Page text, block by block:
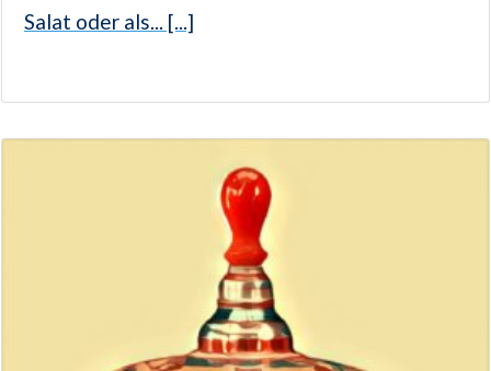
Salat oder als... [...]